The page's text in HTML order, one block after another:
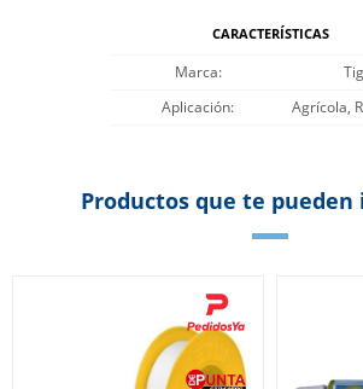
CARACTERÍSTICAS
Marca
Aplicación
Agrícola,
Productos que te